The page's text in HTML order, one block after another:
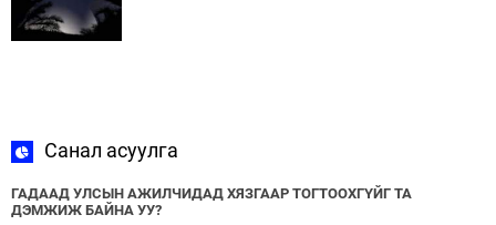
Санал асуулга
ГАДААД УЛСЫН АЖИЛЧИДАД ХЯЗГААР ТОГТООХГҮЙГ ТА
ДЭМЖИЖ БАЙНА УУ?